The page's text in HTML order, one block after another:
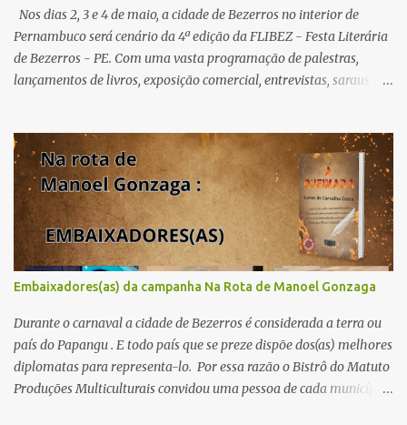
Nos dias 2, 3 e 4 de maio, a cidade de Bezerros no interior de
Pernambuco será cenário da 4ª edição da FLIBEZ - Festa Literária
de Bezerros - PE. Com uma vasta programação de palestras,
lançamentos de livros, exposição comercial, entrevistas, saraus
Pedro PAINÉIS LITERÁRIOS: 1º painel- 02/05/25 - 9h: Tema: Em
Tudo Há Poesia - Mediador: Severino Pedro e convidados -
Acesse aqui para se inscrever 2º painel- 02/05/25 - 10h30: Tema:
Saúde Mental e Poesia - Mediador: Pierre Pessôa Convidados:
Cristina Silva e Diogo Pessôa - Acesse aqui para se inscrever 3º
painel- 02/05/25 - 14h30: Tema: A poesia que Encanta e Conta
Histórias - Mediador: Janilson Sales Convidados: Ediana Torres e
Biu Lourenço - Acesse aqui para se increver 4º painel- 02/05/25 -
16h: Tema: Dizeres Poéticos - Mediador: Pedro...
Embaixadores(as) da campanha Na Rota de Manoel Gonzaga
Durante o carnaval a cidade de Bezerros é considerada a terra ou
país do Papangu . E todo país que se preze dispõe dos(as) melhores
diplomatas para representa-lo. Por essa razão o Bistrô do Matuto
Produções Multiculturais convidou uma pessoa de cada município